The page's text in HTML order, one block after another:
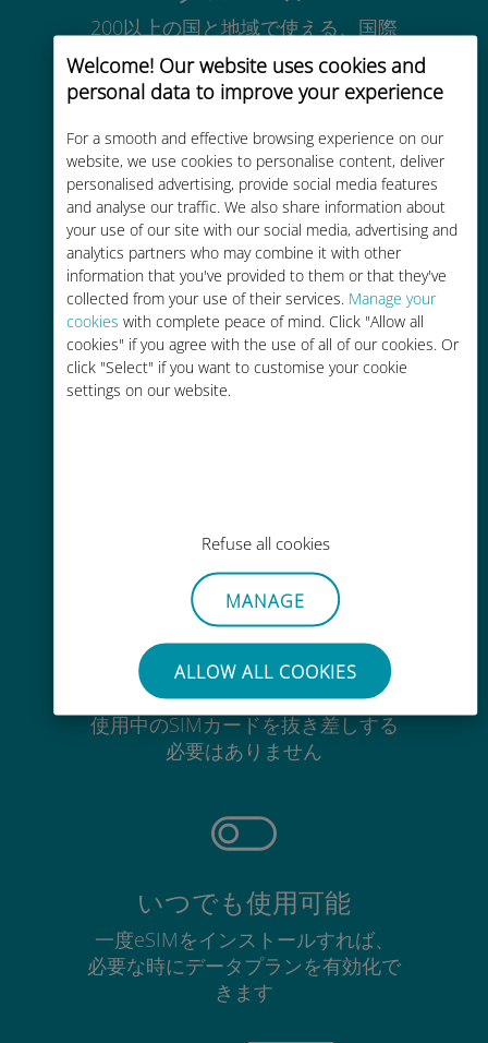
Welcome! Our website uses cookies and
personal data to improve your experience
For a smooth and effective browsing experience on our
website, we use cookies to personalise content, deliver
personalised advertising, provide social media features
and analyse our traffic. We also share information about
your use of our site with our social media, advertising and
analytics partners who may combine it with other
information that you've provided to them or that they've
collected from your use of their services. Manage your
cookies with complete peace of mind. Click "Allow all
cookies" if you agree with the use of all of our cookies. Or
click "Select" if you want to customise your cookie
settings on our website.
Refuse all cookies
MANAGE
ALLOW ALL COOKIES
200以上の国と地域で使える、国際
的な高品位のセルラー通信です
コストパフォーマンス
お客様が普段お使いのキャリアでロ
ーミングサービスを使った場合に比
べて最大で90％の節約が可能です。
可能
手間いらず
使用中のSIMカードを抜き差しする
必要はありません
いつでも使用可能
一度eSIMをインストールすれば、
必要な時にデータプランを有効化で
きます